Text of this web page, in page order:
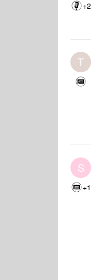
+2
T
S
+1